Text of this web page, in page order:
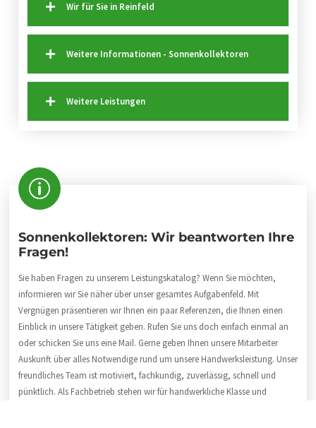
Wir für Sie in Reinfeld
Weitere Informationen - Sonnenkollektoren
Weitere Leistungen
Sonnenkollektoren: Wir beantworten Ihre
Fragen!
Sie haben Fragen zu unserem Leistungskatalog? Wenn Sie möchten,
informieren wir Sie näher über unser gesamtes Aufgabenfeld. Mit
Vergnügen präsentieren wir Ihnen ein paar Referenzen, die Ihnen einen
Einblick in unsere Tätigkeit geben. Rufen Sie uns doch einfach einmal an
oder schicken Sie uns eine Mail. Gerne geben Ihnen unsere Mitarbeiter
Auskunft über alles Notwendige rund um unsere Handwerksleistung. Unser
freundliches Team ist motiviert, fachkundig, zuverlässig, schnell und
pünktlich. Als Fachbetrieb stehen wir für handwerkliche Klasse und